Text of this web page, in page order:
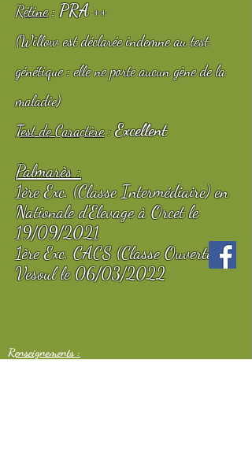
Rétine: PRA ++
(Willow est déclarée indemne au test
génétique : elle ne porte aucun gène de la
maladie)
Test de Caractère:Excellent
Palmarès :
1ère Exc. (Classe Intermédiaire) en
Nationale d'Elevage à Orcet le
19/09/2021
1ère Exc. CACS (Classe Ouverte) à
Vesoul le 06/03/2022
tiriou@gmail.com
Renseignements :